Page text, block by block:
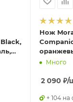
Нож
Много
2 090 ₽/
+ 104 на